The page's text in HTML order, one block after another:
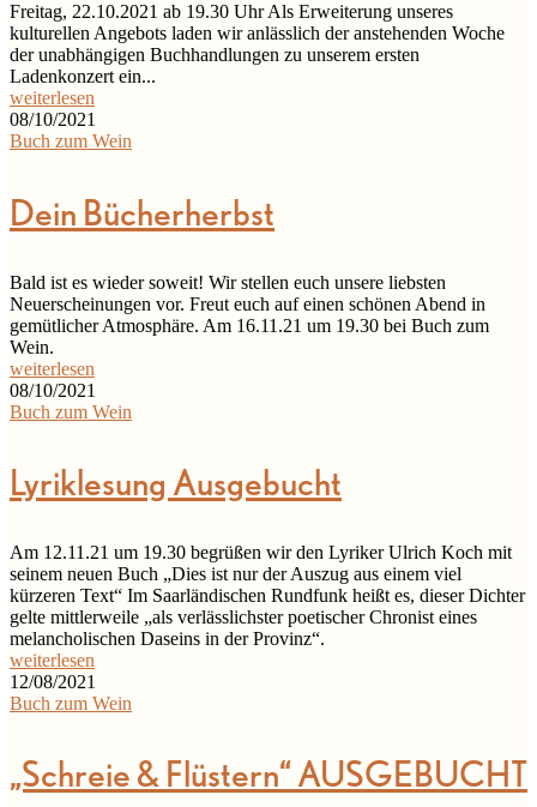
Freitag, 22.10.2021 ab 19.30 Uhr Als Erweiterung unseres
kulturellen Angebots laden wir anlässlich der anstehenden Woche
der unabhängigen Buchhandlungen zu unserem ersten
Ladenkonzert ein...
weiterlesen
08/10/2021
Buch zum Wein
Dein Bücherherbst
Bald ist es wieder soweit! Wir stellen euch unsere liebsten
Neuerscheinungen vor. Freut euch auf einen schönen Abend in
gemütlicher Atmosphäre. Am 16.11.21 um 19.30 bei Buch zum
Wein.
weiterlesen
08/10/2021
Buch zum Wein
Lyriklesung Ausgebucht
Am 12.11.21 um 19.30 begrüßen wir den Lyriker Ulrich Koch mit
seinem neuen Buch „Dies ist nur der Auszug aus einem viel
kürzeren Text“ Im Saarländischen Rundfunk heißt es, dieser Dichter
gelte mittlerweile „als verlässlichster poetischer Chronist eines
melancholischen Daseins in der Provinz“.
weiterlesen
12/08/2021
Buch zum Wein
„Schreie & Flüstern“ AUSGEBUCHT